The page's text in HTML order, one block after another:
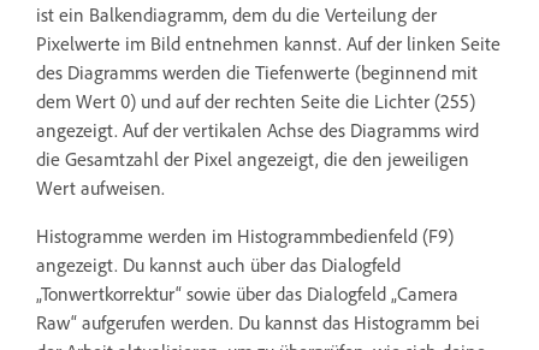
ist ein Balkendiagramm, dem du die Verteilung der
Pixelwerte im Bild entnehmen kannst. Auf der linken Seite
des Diagramms werden die Tiefenwerte (beginnend mit
dem Wert 0) und auf der rechten Seite die Lichter (255)
angezeigt. Auf der vertikalen Achse des Diagramms wird
die Gesamtzahl der Pixel angezeigt, die den jeweiligen
Wert aufweisen.
Histogramme werden im Histogrammbedienfeld (F9)
angezeigt. Du kannst auch über das Dialogfeld
„Tonwertkorrektur“ sowie über das Dialogfeld „Camera
Raw“ aufgerufen werden. Du kannst das Histogramm bei